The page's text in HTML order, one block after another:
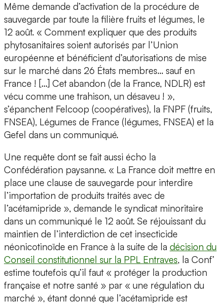
Même demande d’activation de la procédure de
sauvegarde par toute la filière fruits et légumes, le
12 août. « Comment expliquer que des produits
phytosanitaires soient autorisés par l’Union
européenne et bénéficient d’autorisations de mise
sur le marché dans 26 États membres… sauf en
France ! […] Cet abandon (de la France, NDLR) est
vécu comme une trahison, un désaveu ! »,
s’épanchent Felcoop (coopératives), la FNPF (fruits,
FNSEA), Légumes de France (légumes, FNSEA) et la
Gefel dans un communiqué.
Une requête dont se fait aussi écho la
Confédération paysanne. « La France doit mettre en
place une clause de sauvegarde pour interdire
l’importation de produits traités avec de
l’acétamipride », demande le syndicat minoritaire
dans un communiqué le 12 août. Se réjouissant du
maintien de l’interdiction de cet insecticide
néonicotinoïde en France à la suite de la décision du
Conseil constitutionnel sur la PPL Entraves, la Conf’
estime toutefois qu’il faut « protéger la production
française et notre santé » par « une régulation du
marché », étant donné que l’acétamipride est